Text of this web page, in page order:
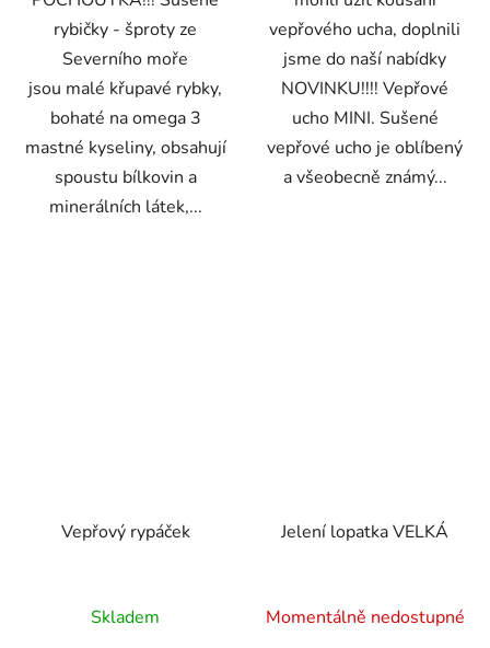
rybičky - šproty ze
Severního moře
jsou malé křupavé rybky,
bohaté na omega 3
mastné kyseliny, obsahují
spoustu bílkovin a
minerálních látek,...
vepřového ucha, doplnili
jsme do naší nabídky
NOVINKU!!!! Vepřové
ucho MINI. Sušené
vepřové ucho je oblíbený
a všeobecně známý...
Vepřový rypáček
hodnocení
Skladem
Jelení lopatka VELKÁ
hodnocení
Momentálně nedostupné